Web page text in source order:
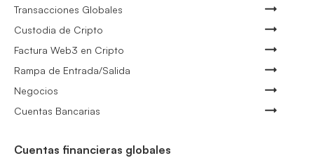
Transacciones Globales
Custodia de Cripto
Factura Web3 en Cripto
Rampa de Entrada/Salida
Negocios
Cuentas Bancarias
Cuentas financieras globales